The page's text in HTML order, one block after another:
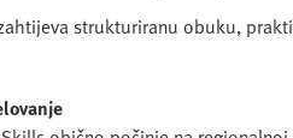
strukturiranu obuku,